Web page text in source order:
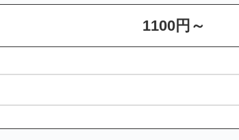
1100円～